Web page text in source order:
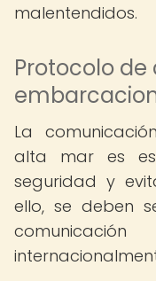
malentendidos.
Protocolo
La
alta mar es
seguridad y
ello, se deben